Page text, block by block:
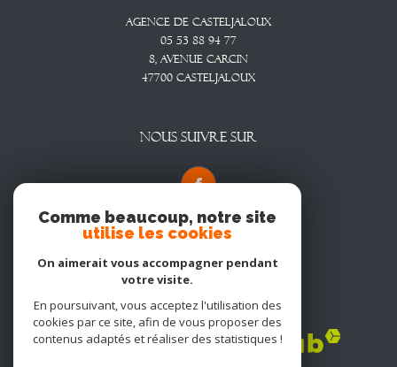
Agence De Casteljaloux
05 53 88 94 77
8, Avenue CARCIN
47700
CASTELJALOUX
NOUS SUIVRE SUR
Adhérents
Comme beaucoup, notre site
utilise les cookies
On aimerait vous accompagner pendant
votre visite.
En poursuivant, vous acceptez l'utilisation des
cookies par ce site, afin de vous proposer des
contenus adaptés et réaliser des statistiques !